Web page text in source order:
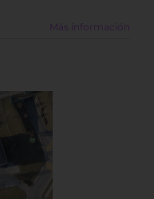
Más información